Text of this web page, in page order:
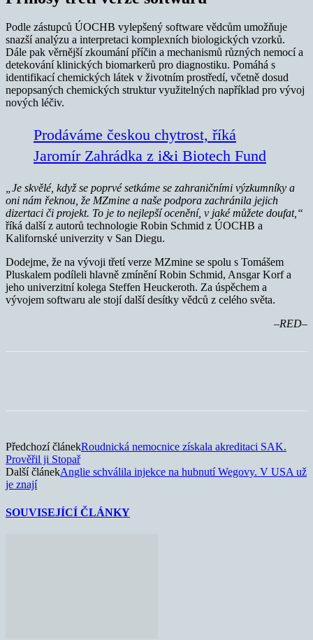
Podle zástupců ÚOCHB vylepšený software vědcům umožňuje
snazší analýzu a interpretaci komplexních biologických vzorků.
Dále pak věrnější zkoumání příčin a mechanismů různých nemocí a
detekování klinických biomarkerů pro diagnostiku. Pomáhá s
identifikací chemických látek v životním prostředí, včetně dosud
nepopsaných chemických struktur využitelných například pro vývoj
nových léčiv.
Prodáváme českou chytrost, říká
Jaromír Zahrádka z i&i Biotech Fund
„Je skvělé, když se poprvé setkáme se zahraničními výzkumníky a
oni nám řeknou, že MZmine a naše podpora zachránila jejich
dizertaci či projekt. To je to nejlepší ocenění, v jaké můžete doufat,“
říká další z autorů technologie Robin Schmid z ÚOCHB a
Kalifornské univerzity v San Diegu.
Dodejme, že na vývoji třetí verze MZmine se spolu s Tomášem
Pluskalem podíleli hlavně zmínění Robin Schmid, Ansgar Korf a
jeho univerzitní kolega Steffen Heuckeroth. Za úspěchem a
vývojem softwaru ale stojí další desítky vědců z celého světa.
–RED–
Předchozí článekRoudnická nemocnice získala akreditaci SAK.
Prověřil ji Stopař
Další článekAnglie schválila injekce na hubnutí Wegovy. V USA už
je znají
SOUVISEJÍCÍ ČLÁNKY